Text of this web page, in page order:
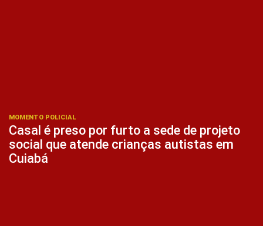
MOMENTO POLICIAL
Casal é preso por furto a sede de projeto
social que atende crianças autistas em
Cuiabá